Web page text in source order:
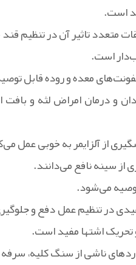
است.
متعدد تاثیر آن در تنظیم
است.
معده و روده قابل
و درمان امراض لثه و
از آلزایمر به خوبی عمل
از سینه نافع می‌دانند.
می‌شود.
در تنظیم عمل دفع و
تحریک اشتها مفید است.
ناشی از سنگ کلیه،